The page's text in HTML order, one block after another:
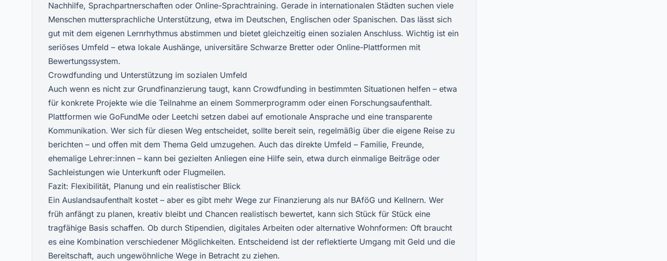
Nachhilfe, Sprachpartnerschaften oder Online-Sprachtraining. Gerade in internationalen Städten suchen viele
Menschen muttersprachliche Unterstützung, etwa im Deutschen, Englischen oder Spanischen. Das lässt sich
gut mit dem eigenen Lernrhythmus abstimmen und bietet gleichzeitig einen sozialen Anschluss. Wichtig ist ein
seriöses Umfeld – etwa lokale Aushänge, universitäre Schwarze Bretter oder Online-Plattformen mit
Bewertungssystem.
Crowdfunding und Unterstützung im sozialen Umfeld
Auch wenn es nicht zur Grundfinanzierung taugt, kann Crowdfunding in bestimmten Situationen helfen – etwa
für konkrete Projekte wie die Teilnahme an einem Sommerprogramm oder einen Forschungsaufenthalt.
Plattformen wie GoFundMe oder Leetchi setzen dabei auf emotionale Ansprache und eine transparente
Kommunikation. Wer sich für diesen Weg entscheidet, sollte bereit sein, regelmäßig über die eigene Reise zu
berichten – und offen mit dem Thema Geld umzugehen. Auch das direkte Umfeld – Familie, Freunde,
ehemalige Lehrer:innen – kann bei gezielten Anliegen eine Hilfe sein, etwa durch einmalige Beiträge oder
Sachleistungen wie Unterkunft oder Flugmeilen.
Fazit: Flexibilität, Planung und ein realistischer Blick
Ein Auslandsaufenthalt kostet – aber es gibt mehr Wege zur Finanzierung als nur BAföG und Kellnern. Wer
früh anfängt zu planen, kreativ bleibt und Chancen realistisch bewertet, kann sich Stück für Stück eine
tragfähige Basis schaffen. Ob durch Stipendien, digitales Arbeiten oder alternative Wohnformen: Oft braucht
es eine Kombination verschiedener Möglichkeiten. Entscheidend ist der reflektierte Umgang mit Geld und die
Bereitschaft, auch ungewöhnliche Wege in Betracht zu ziehen.